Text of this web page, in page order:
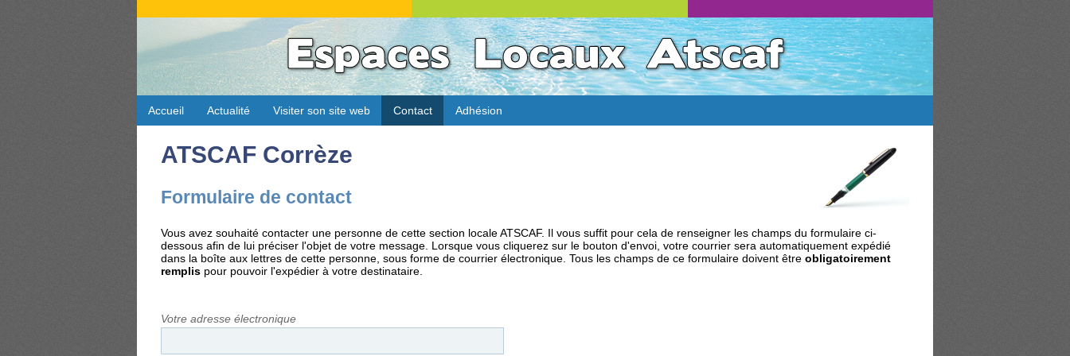
Accueil Actualité Visiter son site web Contact Adhésion
ATSCAF Corrèze
Formulaire de contact
Vous avez souhaité contacter une personne de cette section locale ATSCAF. Il vous suffit pour cela de renseigner les champs du formulaire ci-
dessous afin de lui préciser l'objet de votre message. Lorsque vous cliquerez sur le bouton d'envoi, votre courrier sera automatiquement expédié
dans la boîte aux lettres de cette personne, sous forme de courrier électronique. Tous les champs de ce formulaire doivent être obligatoirement
remplis pour pouvoir l'expédier à votre destinataire.
Votre adresse électronique